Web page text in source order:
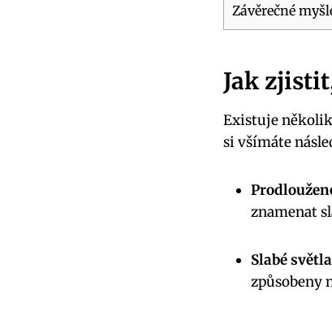
Závěrečné
Jak
Existuje
si všímáte
‌znamenat‍
Slabé
‌způsobeny